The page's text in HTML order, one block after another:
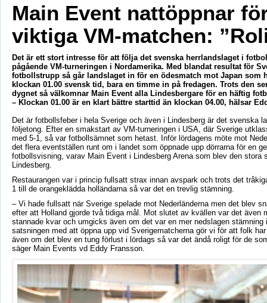
Main Event nattöppnar
viktiga VM-matchen:
Det är ett stort intresse för att följa det svenska herrlandslaget i
pågående VM-turneringen i Nordamerika. Med blandat resultat för
fotbollstrupp så går landslaget in för en ödesmatch mot Japan som
klockan 01.00 svensk tid, bara en timme in på fredagen. Trots den
dygnet så välkomnar Main Event alla Lindesbergare för en häftig
– Klockan 01.00 är en klart bättre starttid än klockan 04.00, hälsar
Det är fotbollsfeber i hela Sverige och även i Lindesberg är det svenska
följetong. Efter en smakstart av VM-turneringen i USA, där Sverige
med 5-1, så var fotbollsämnet som hetast. Inför lördagens möte mot
det flera eventställen runt om i landet som öppnade upp dörrarna för en
fotbollsvisning, varav Main Event i Lindesberg Arena som blev den stora
Lindesberg.
Restaurangen var i princip fullsatt strax innan avspark och trots det
1 till de orangeklädda holländarna så var det en trevlig stämning.
– Vi hade fullsatt när Sverige spelade mot Nederländerna men det blev
efter att Holland gjorde två tidiga mål. Mot slutet av kvällen var det även
stannade kvar och umgicks även om det var en mer nedslagen stämning
satsningen med att öppna upp vid Sverigematcherna gör vi för att folk
även om det blev en tung förlust i lördags så var det ändå roligt för de
säger Main Events vd Eddy Fransson.